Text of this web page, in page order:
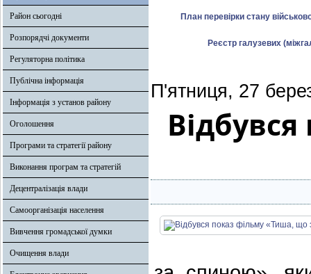
Район сьогодні
Розпорядчі документи
Регуляторна політика
Публічна інформація
Інформація з установ району
Оголошення
Програми та стратегії району
Виконання програм та стратегій
Децентралізація влади
Самоорганізація населення
Вивчення громадської думки
Очищення влади
План перевірки стану
Реєстр галузевих
П'ятниця, 27